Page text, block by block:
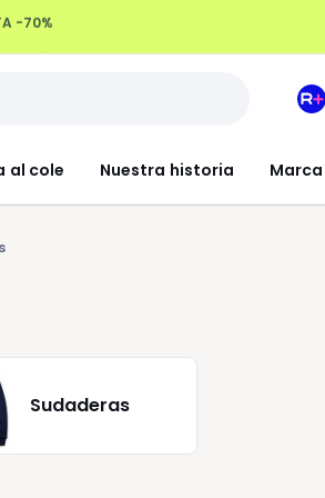
días
al cole Nuestra historia
Mi
Sudaderas